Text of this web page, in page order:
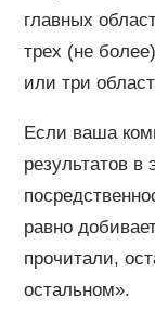
главных
трех (не
или три
Если ваша
результатов в
равно
прочитали,
остальном».